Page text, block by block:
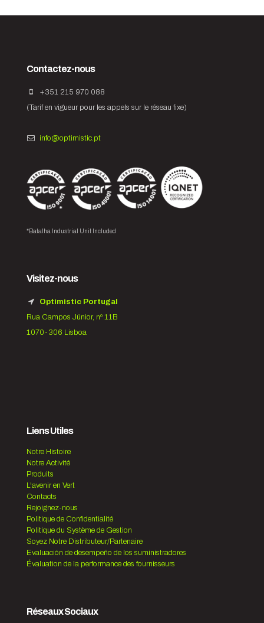
Contactez-nous
+351 215 970 088
(Tarif en vigueur pour les appels sur le réseau fixe)
info@optimistic.pt
*Batalha Industrial Unit Included
Visitez-nous
Optimistic Portugal
Rua Campos Júnior, nº 11B
1070-306 Lisboa
Liens Utiles
Notre Histoire
Notre Activité
Produits
L'avenir en Vert
Contacts
Rejoignez-nous
Politique de Confidentialité
Politique du Système de Gestion
Soyez Notre Distributeur/Partenaire
Evaluación de desempeño de los suministradores
Évaluation de la performance des fournisseurs
Réseaux Sociaux